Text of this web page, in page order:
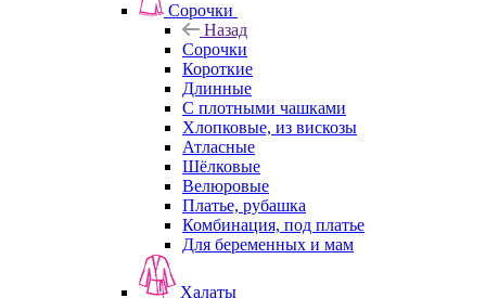
Сорочки
Назад
Сорочки
Короткие
Длинные
С плотными чашками
Хлопковые, из вискозы
Атласные
Шёлковые
Велюровые
Платье, рубашка
Комбинация, под платье
Для беременных и мам
Халаты